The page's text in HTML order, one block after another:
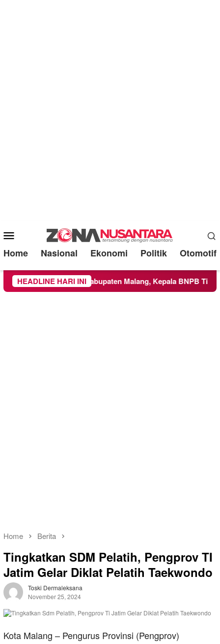
Mobile
Menu
Home Nasional Ekonomi Politik Otomotif
HEADLINE HARI INI
ke Wilayah Kabupaten Malang, Kepala BNPB Tinjau
Home Berita
Tingkatkan SDM Pelatih, Pengprov TI
Jatim Gelar Diklat Pelatih Taekwondo
Toski Dermaleksana
November 25, 2024
Kota Malang – Pengurus Provinsi (Pengprov)